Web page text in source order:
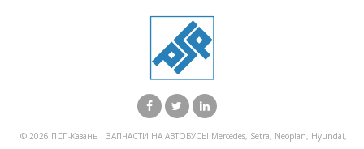
© 2026 ПСП-Казань | ЗАПЧАСТИ НА АВТОБУСЫ Mercedes, Setra, Neoplan, Hyundai,